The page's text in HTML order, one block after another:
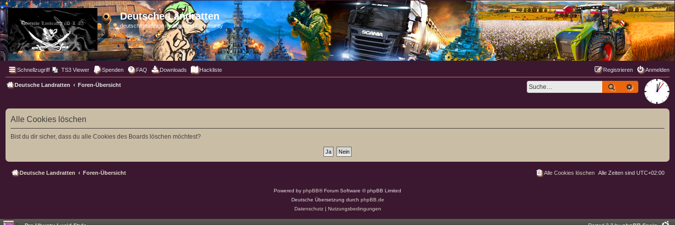
Deutsche Landratten
deutschsprachige multigaming Community
Schnellzugriff TS3 Viewer Spenden FAQ Downloads Hackliste Anmelden
Registrieren
Deutsche Landratten Foren-Übersicht SucheErweiterte
Alle Cookies löschen
Bist du dir sicher, dass du alle Cookies des Boards löschen möchtest?
Deutsche Landratten Foren-Übersicht Alle Zeiten sind UTC+02:00
Alle Cookies löschen
Powered by phpBB® Forum Software © phpBB Limited
Deutsche Übersetzung durch phpBB.de
Datenschutz| Nutzungsbedingungen